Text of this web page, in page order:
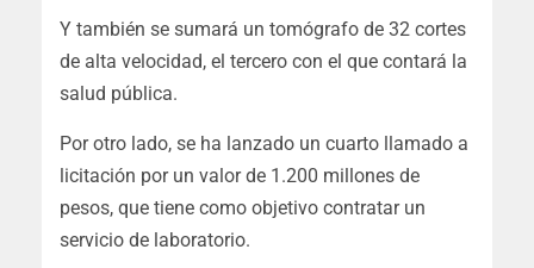
Y también se sumará un tomógrafo de 32 cortes
de alta velocidad, el tercero con el que contará la
salud pública.
Por otro lado, se ha lanzado un cuarto llamado a
licitación por un valor de 1.200 millones de
pesos, que tiene como objetivo contratar un
servicio de laboratorio.